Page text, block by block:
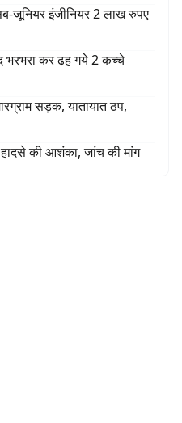
जूनियर इंजीनियर 2 लाख रुपए
भरभरा कर ढह गये 2 कच्चे
सड़क, यातायात ठप,
की आशंका, जांच की मांग